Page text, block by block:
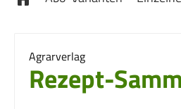
Agrarverlag
Rezept-